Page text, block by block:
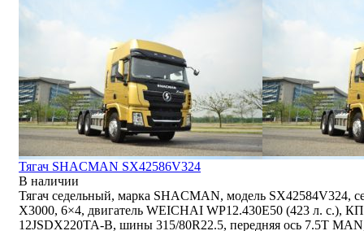
Тягач SHACMAN SX42586V324
В наличии
Тягач седельный, марка SHACMAN, модель SX42584V324,
Х3000, 6×4, двигатель WEICHAI WP12.430E50 (423 л. с.),
12JSDX220TA-B, шины 315/80R22.5, передняя ось 7.5T